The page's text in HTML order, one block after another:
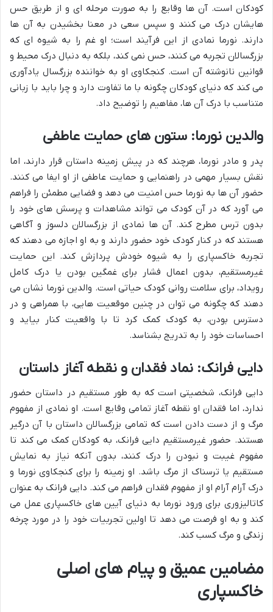
کودکان است. آن ها وقایع را به صورت مرحله ای و از طریق حس
هایشان درک می کنند و سپس سعی در معنا بخشیدن به آن ها
دارند. نورما نمادی از این فرآیند است؛ او غم را به شیوه ای که
بزرگسالان تجربه می کنند، حس نمی کند، بلکه به دنبال درک محیط و
قوانین نانوشته آن است. کنجکاوی او به خواننده بزرگسال یادآوری
می کند که دنیای کودکان چگونه با ما تفاوت دارد و چرا باید با زبانی
متناسب با درک آن ها، مفاهیم را توضیح داد.
والدین نورما: ستون های حمایت عاطفی
پدر و مادر نورما، هرچند که در پیش زمینه داستان قرار دارند، اما
نقش بسیار مهمی در راهنمایی و حمایت عاطفی از او ایفا می کنند.
حضور آن ها به نورما حس امنیت می دهد و فضایی مطمئن را فراهم
می آورد که در آن کودک می تواند مشاهدات و پرسش های خود را
بدون ترس مطرح کند. آن ها نمادی از بزرگسالان دلسوز و آگاهی
هستند که در کنار کودک خود حضور دارند و به او اجازه می دهند که
تجربه خاکسپاری را به شیوه خودش پردازش کند. این حمایت
غیرمستقیم، بدون اعمال فشار برای غمگین بودن یا درک کامل
رویداد، برای سلامت روانی کودک حیاتی است. والدین نورما نشان می
دهند که چگونه می توان در چنین موقعیت هایی، با همراهی و در
دسترس بودن، به کودک کمک کرد تا با واقعیت کنار بیاید و
احساسات خود را به تدریج بشناسد.
دایی فرانک: نماد فقدان و نقطه آغاز داستان
دایی فرانک، شخصیتی است که به طور مستقیم در داستان حضور
ندارد، اما فقدان او نقطه آغاز تمامی وقایع است. او نمادی از مفهوم
مرگ و از دست دادن است که تمامی بزرگسالان داستان با آن درگیر
هستند. حضور غیرمستقیم دایی فرانک، به کودکان کمک می کند تا
مفهوم غیبت و نبودن را درک کنند، بدون آنکه نیاز به نمایش
مستقیم یا ترسناک از مرگ باشد. او زمینه را برای کنجکاوی نورما و
درک آرام آرام او از مفهوم فقدان فراهم می کند. دایی فرانک به عنوان
کاتالیزوری برای ورود نورما به دنیای آیین های خاکسپاری عمل می
کند و به او فرصت می دهد تا اولین تجربیات خود را در مورد چرخه
زندگی و مرگ کسب کند.
مضامین عمیق و پیام های اصلی
خاکسپاری